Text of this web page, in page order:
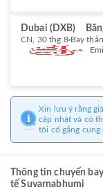
Dubai (DXB)
CN, 30 thg 8 Bay
Xin lưu ý rằng
cập nhật và có
tôi cố gắng cung
Thông tin chuyến
tế Suvarnabhumi